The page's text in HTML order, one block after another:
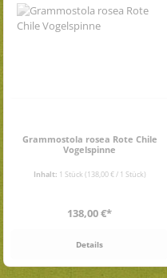
Grammostola rosea Rote Chile
Vogelspinne
Inhalt: 1 Stück (138,00 € / 1 Stück)
Regulärer Preis:
138,00 €*
Details